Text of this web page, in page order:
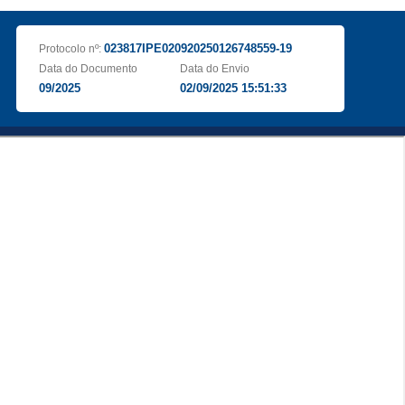
Protocolo nº: 023817IPE020920250126748559-19
Data do Documento
09/2025
Data do Envio
02/09/2025 15:51:33